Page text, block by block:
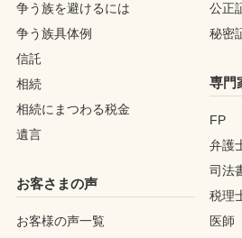
争う族を避けるには
争う族具体例
信託
相続
相続にまつわる税金
遺言
お客さまの声
お客様の声一覧
公正
秘密
専門
FP
弁護
司法
税理
医師